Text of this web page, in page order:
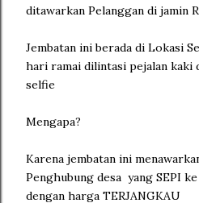
ditawarkan Pelanggan di jamin
Jembatan ini berada di Lokasi
hari ramai dilintasi pejalan kaki
selfie
Mengapa?
Karena jembatan ini
Penghubung desa yang SEPI
dengan harga TERJANGKAU